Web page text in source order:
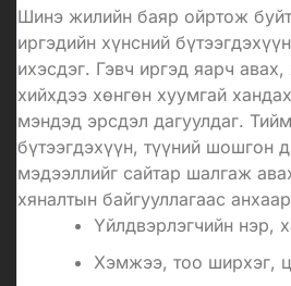
Шинэ жилийн баяр ойртож
иргэдийн хүнсний
ихэсдэг. Гэвч иргэд яарч авах,
хийхдээ хөнгөн хуумгай
мэндэд эрсдэл дагуулдаг.
бүтээгдэхүүн, түүний шошгон
мэдээллийг сайтар шалгаж
хяналтын байгууллагаас
Үйлдвэрлэгчийн нэр,
Хэмжээ, тоо ширхэг,